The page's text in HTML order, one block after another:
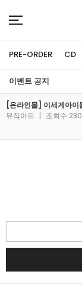
PRE-ORDER CD
이벤트 공지
[온라인몰] 이세계아
뮤직아트 | 조회수